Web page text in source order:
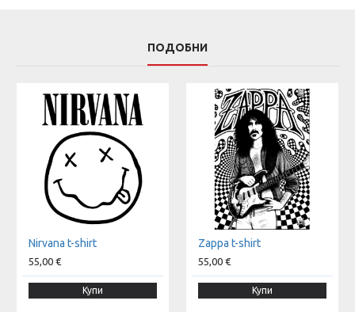
ПОДОБНИ
Nirvana t-shirt
55,00 €
Купи
Zappa t-shirt
55,00 €
Купи